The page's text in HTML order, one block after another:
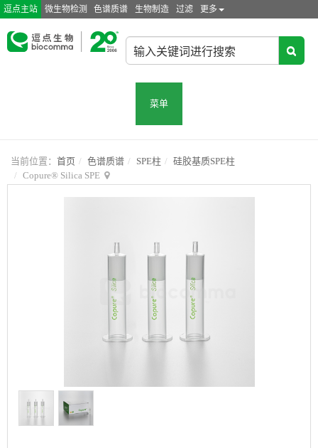
逗点主站 微生物检测 色谱质谱 生物制造 过滤 更多
菜单
当前位置： 首页 色谱质谱 SPE柱
硅胶基质SPE柱
Copure® Silica SPE